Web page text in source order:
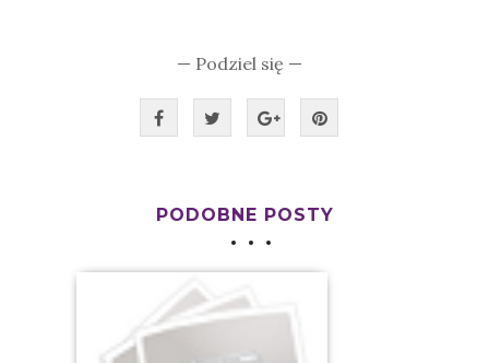
— Podziel się —
PODOBNE POSTY